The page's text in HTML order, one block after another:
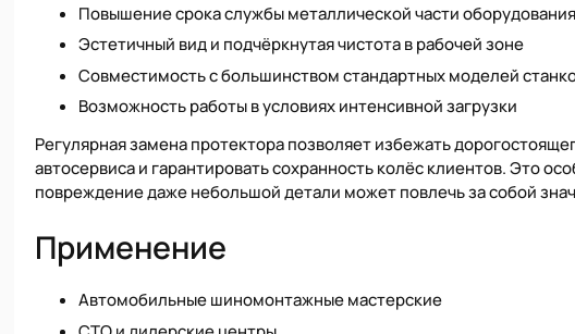
Повышение срока службы металлической части оборудования
Эстетичный вид и подчёркнутая чистота в рабочей зоне
Совместимость с большинством стандартных моделей
Возможность работы в условиях интенсивной загрузки
Регулярная замена протектора позволяет избежать
автосервиса и гарантировать сохранность колёс клиентов. Это
повреждение даже небольшой детали может повлечь за собой
Применение
Автомобильные шиномонтажные мастерские